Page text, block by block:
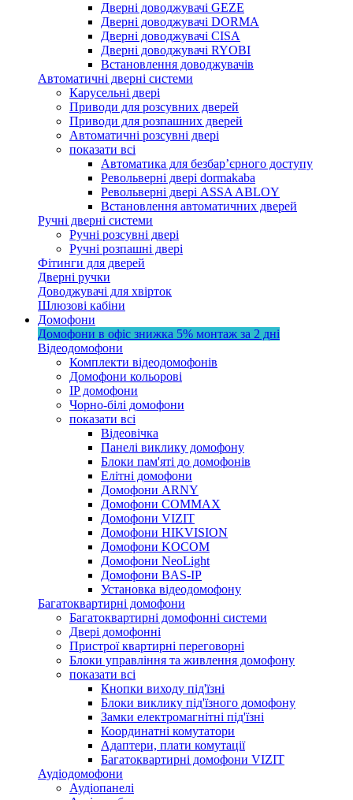
Дверні доводжувачі GEZE
Дверні доводжувачі DORMA
Дверні доводжувачі CISA
Дверні доводжувачі RYOBI
Встановлення доводжувачів
Автоматичні дверні системи
Карусельні двері
Приводи для розсувних дверей
Приводи для розпашних дверей
Автоматичні розсувні двері
показати всі
Автоматика для безбар’єрного доступу
Револьверні двері dormakaba
Револьверні двері ASSA ABLOY
Встановлення автоматичних дверей
Ручні дверні системи
Ручні розсувні двері
Ручні розпашні двері
Фітинги для дверей
Дверні ручки
Доводжувачі для хвірток
Шлюзові кабіни
Домофони
Домофони в офіс знижка 5% монтаж за 2 дні
Відеодомофони
Комплекти відеодомофонів
Домофони кольорові
IP домофони
Чорно-білі домофони
показати всі
Відеовічка
Панелі виклику домофону
Блоки пам'яті до домофонів
Елітні домофони
Домофони ARNY
Домофони COMMAX
Домофони VIZIT
Домофони HIKVISION
Домофони KOCOM
Домофони NeoLight
Домофони BAS-IP
Установка відеодомофону
Багатоквартирні домофони
Багатоквартирні домофонні системи
Двері домофонні
Пристрої квартирні переговорні
Блоки управління та живлення домофону
показати всі
Кнопки виходу під'їзні
Блоки виклику під'їзного домофону
Замки електромагнітні під'їзні
Координатні комутатори
Адаптери, плати комутації
Багатоквартирні домофони VIZIT
Аудіодомофони
Аудіопанелі